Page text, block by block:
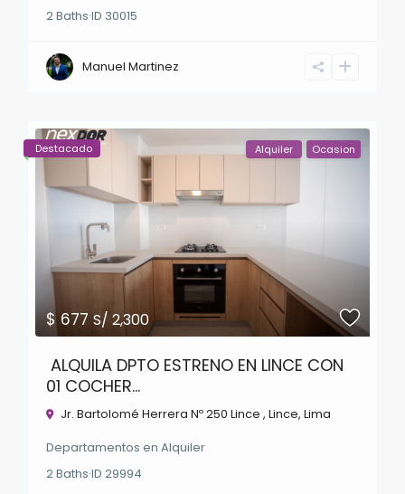
2Baths·ID 30015
Manuel Martinez
$ 677S/ 2,300
Alquiler Ocasion
Destacado
ALQUILA DPTO ESTRENO EN LINCE CON
01 COCHER...
Jr. Bartolomé Herrera Nº 250 Lince ,Lince,Lima
Departamentos enAlquiler
2Baths·ID29994